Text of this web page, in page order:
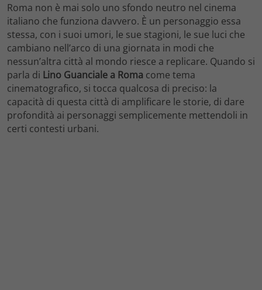
Roma non è mai solo uno sfondo neutro nel cinema
italiano che funziona davvero. È un personaggio essa
stessa, con i suoi umori, le sue stagioni, le sue luci che
cambiano nell’arco di una giornata in modi che
nessun’altra città al mondo riesce a replicare. Quando si
parla di Lino Guanciale a Roma come tema
cinematografico, si tocca qualcosa di preciso: la
capacità di questa città di amplificare le storie, di dare
profondità ai personaggi semplicemente mettendoli in
certi contesti urbani.